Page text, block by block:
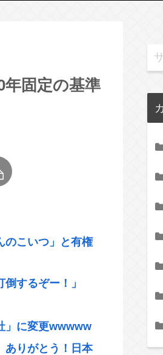
固定の基準
のこいつ」と有権
するぞー！」
」に変更wwwww
ありがとう！日本